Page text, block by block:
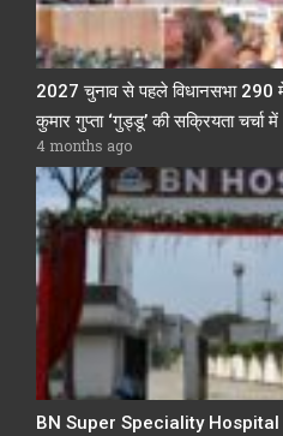
2027 चुनाव से पहले विधानसभा 290
कुमार गुप्ता ‘गुड्डू’ की सक्रियता चर्चा में
4 months ago
BN Super Speciality Hospital